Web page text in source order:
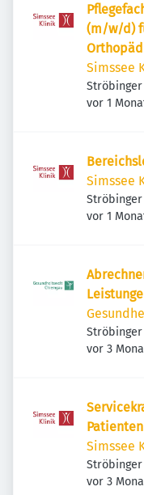
(m/w/d)
Manuelle
Simssee
Ströbinger
vor 1
Simssee
Ströbinger
vor 1
Ströbinger
vor 3
Simssee
Ströbinger
vor 3